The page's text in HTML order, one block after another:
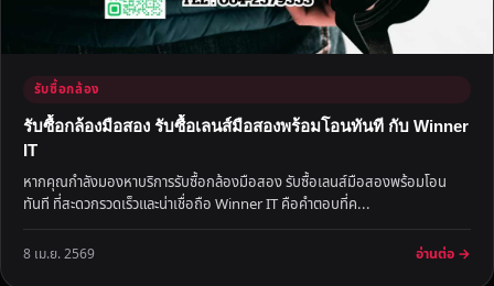
รับซื้อกล้อง
รับซื้อกล้องมือสอง รับซื้อเลนส์มือสองพร้อมโอนทันที กับ Winner
IT
หากคุณกำลังมองหาบริการรับซื้อกล้องมือสอง รับซื้อเลนส์มือสองพร้อมโอน
ทันที ที่สะดวกรวดเร็วและน่าเชื่อถือ Winner IT คือคำตอบที่ค...
8 เม.ย. 2569 อ่านต่อ →